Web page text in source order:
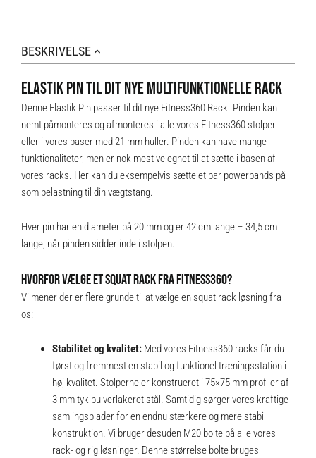
BESKRIVELSE
ELASTIK PIN TIL DIT NYE MULTIFUNKTIONELLE RACK
Denne Elastik Pin passer til dit nye Fitness360 Rack. Pinden kan
nemt påmonteres og afmonteres i alle vores Fitness360 stolper
eller i vores baser med 21 mm huller. Pinden kan have mange
funktionaliteter, men er nok mest velegnet til at sætte i basen af
vores racks. Her kan du eksempelvis sætte et par powerbands på
som belastning til din vægtstang.
Hver pin har en diameter på 20 mm og er 42 cm lange – 34,5 cm
lange, når pinden sidder inde i stolpen.
HVORFOR VÆLGE ET SQUAT RACK FRA FITNESS360?
Vi mener der er flere grunde til at vælge en squat rack løsning fra
os:
Stabilitet og kvalitet:Med vores Fitness360 racks får du
først og fremmest en stabil og funktionel træningsstation i
høj kvalitet. Stolperne er konstrueret i 75×75 mm profiler af
3 mm tyk pulverlakeret stål. Samtidig sørger vores kraftige
samlingsplader for en endnu stærkere og mere stabil
konstruktion. Vi bruger desuden M20 bolte på alle vores
rack- og rig løsninger. Denne størrelse bolte bruges